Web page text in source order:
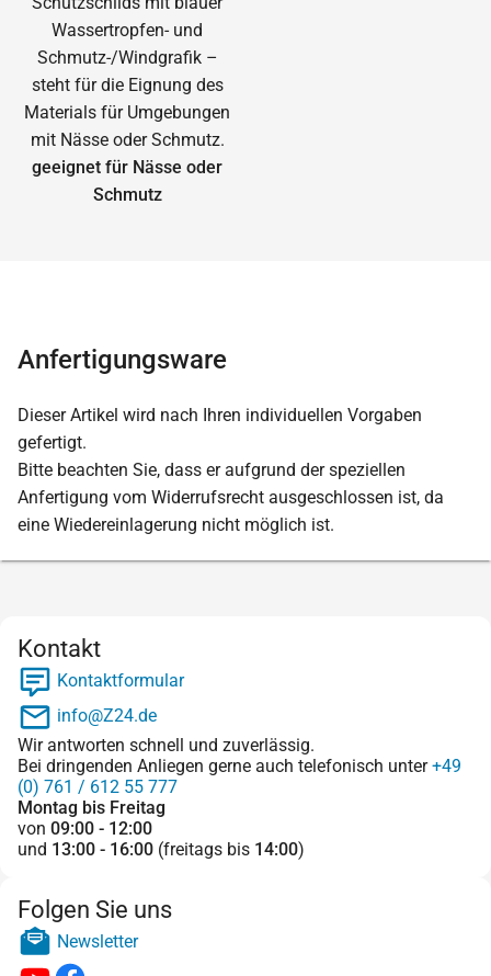
geeignet für Nässe oder
Schmutz
Anfertigungsware
Dieser Artikel wird nach Ihren individuellen Vorgaben
gefertigt.
Bitte beachten Sie, dass er aufgrund der speziellen
Anfertigung vom Widerrufsrecht ausgeschlossen ist, da
eine Wiedereinlagerung nicht möglich ist.
Kontakt
Kontaktformular
info@Z24.de
Wir antworten schnell und zuverlässig.
Bei dringenden Anliegen gerne auch telefonisch unter+49
(0) 761 / 612 55 777
Montag bis Freitag
von 09:00 - 12:00
und 13:00 - 16:00 (freitags bis 14:00)
Folgen Sie uns
Newsletter